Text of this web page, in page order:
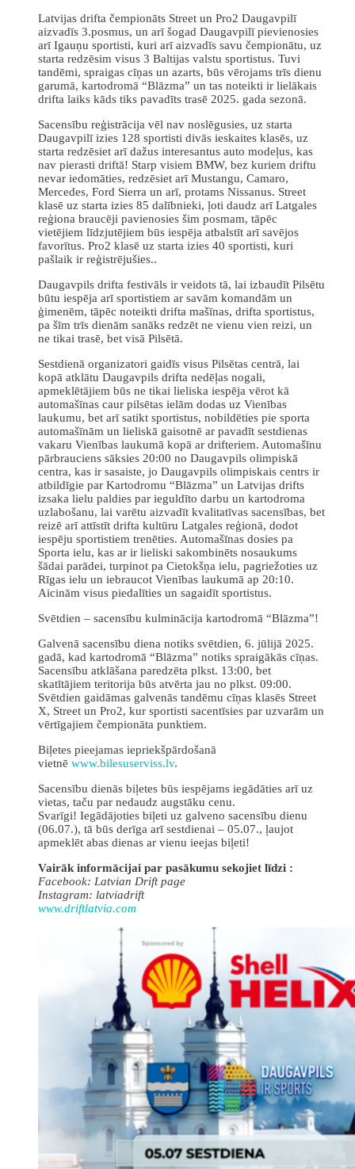
Latvijas drifta čempionāts Street un Pro2 Daugavpilī
aizvadīs 3.posmus, un arī šogad Daugavpilī pievienosies
arī Igauņu sportisti, kuri arī aizvadīs savu čempionātu, uz
starta redzēsim visus 3 Baltijas valstu sportistus. Tuvi
tandēmi, spraigas cīņas un azarts, būs vērojams trīs dienu
garumā, kartodromā “Blāzma” un tas noteikti ir lielākais
drifta laiks kāds tiks pavadīts trasē 2025. gada sezonā.
Sacensību reģistrācija vēl nav noslēgusies, uz starta
Daugavpilī izies 128 sportisti divās ieskaites klasēs, uz
starta redzēsiet arī dažus interesantus auto modeļus, kas
nav pierasti driftā! Starp visiem BMW, bez kuriem driftu
nevar iedomāties, redzēsiet arī Mustangu, Camaro,
Mercedes, Ford Sierra un arī, protams Nissanus. Street
klasē uz starta izies 85 dalībnieki, ļoti daudz arī Latgales
reģiona braucēji pavienosies šim posmam, tāpēc
vietējiem līdzjutējiem būs iespēja atbalstīt arī savējos
favorītus. Pro2 klasē uz starta izies 40 sportisti, kuri
pašlaik ir reģistrējušies..
Daugavpils drifta festivāls ir veidots tā, lai izbaudīt Pilsētu
būtu iespēja arī sportistiem ar savām komandām un
ģimenēm, tāpēc noteikti drifta mašīnas, drifta sportistus,
pa šīm trīs dienām sanāks redzēt ne vienu vien reizi, un
ne tikai trasē, bet visā Pilsētā.
Sestdienā organizatori gaidīs visus Pilsētas centrā, lai
kopā atklātu Daugavpils drifta nedēļas nogali,
apmeklētājiem būs ne tikai lieliska iespēja vērot kā
automašīnas caur pilsētas ielām dodas uz Vienības
laukumu, bet arī satikt sportistus, nobildēties pie sporta
automašīnām un lieliskā gaisotnē ar pavadīt sestdienas
vakaru Vienības laukumā kopā ar drifteriem. Automašīnu
pārbrauciens sāksies 20:00 no Daugavpils olimpiskā
centra, kas ir sasaiste, jo Daugavpils olimpiskais centrs ir
atbildīgie par Kartodromu “Blāzma” un Latvijas drifts
izsaka lielu paldies par ieguldīto darbu un kartodroma
uzlabošanu, lai varētu aizvadīt kvalitatīvas sacensības, bet
reizē arī attīstīt drifta kultūru Latgales reģionā, dodot
iespēju sportistiem trenēties. Automašīnas dosies pa
Sporta ielu, kas ar ir lieliski sakombinēts nosaukums
šādai parādei, turpinot pa Cietokšņa ielu, pagriežoties uz
Rīgas ielu un iebraucot Vienības laukumā ap 20:10.
Aicinām visus piedalīties un sagaidīt sportistus.
Svētdien – sacensību kulminācija kartodromā “Blāzma”!
Galvenā sacensību diena notiks svētdien, 6. jūlijā 2025.
gadā, kad kartodromā “Blāzma” notiks spraigākās cīņas.
Sacensību atklāšana paredzēta plkst. 13:00, bet
skatītājiem teritorija būs atvērta jau no plkst. 09:00.
Svētdien gaidāmas galvenās tandēmu cīņas klasēs Street
X, Street un Pro2, kur sportisti sacentīsies par uzvarām un
vērtīgajiem čempionāta punktiem.
Biļetes pieejamas iepriekšpārdošanā
vietnē www.bilesuserviss.lv.
Sacensību dienās biļetes būs iespējams iegādāties arī uz
vietas, taču par nedaudz augstāku cenu.
Svarīgi! Iegādājoties biļeti uz galveno sacensību dienu
(06.07.), tā būs derīga arī sestdienai – 05.07., ļaujot
apmeklēt abas dienas ar vienu ieejas biļeti!
Vairāk informācijai par pasākumu sekojiet līdzi :
Facebook: Latvian Drift page
Instagram: latviadrift
www.driftlatvia.com